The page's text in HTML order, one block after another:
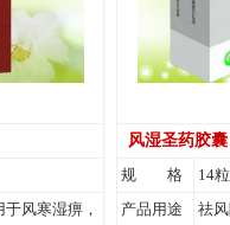
风寒湿痹，
风湿圣药胶囊
规 格
14
产品用途
祛